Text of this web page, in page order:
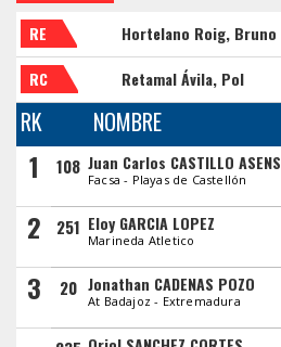
RE Hortelano Roig, Bruno
RC Retamal Ávila, Pol
RK NOMBRE
1 108 Juan Carlos CASTILLO
Facsa - Playas de Castellón
2 251 Eloy GARCIA LOPEZ
Marineda Atletico
3 20 Jonathan CADENAS POZO
At Badajoz - Extremadura